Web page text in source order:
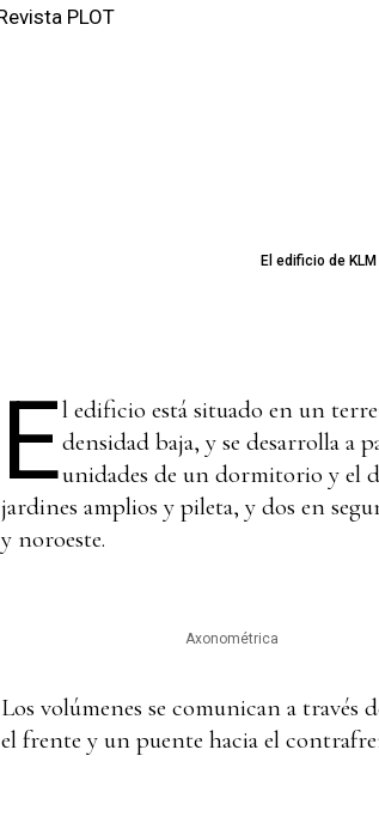
El edificio de
El edificio está situado en un
densidad baja, y se desarrolla a
unidades de un dormitorio y el
jardines amplios y pileta, y dos en
y noroeste.
Axonométrica
Los volúmenes se comunican a
el frente y un puente hacia el